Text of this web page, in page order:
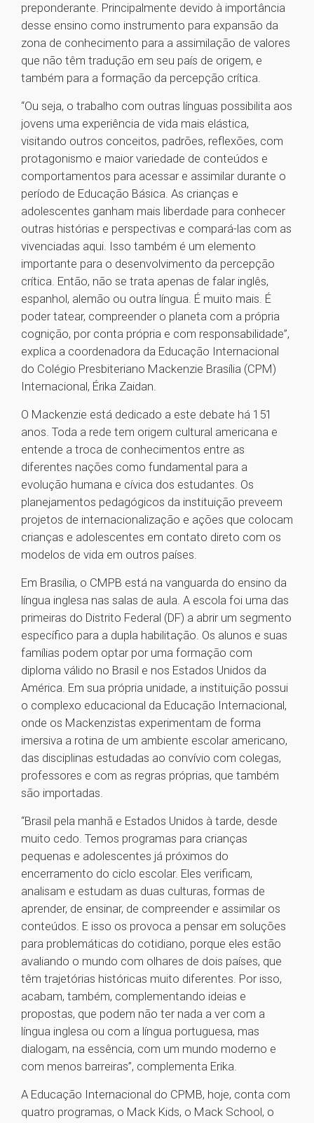
preponderante. Principalmente devido à importância
desse ensino como instrumento para expansão da
zona de conhecimento para a assimilação de valores
que não têm tradução em seu país de origem, e
também para a formação da percepção crítica.
“Ou seja, o trabalho com outras línguas possibilita aos
jovens uma experiência de vida mais elástica,
visitando outros conceitos, padrões, reflexões, com
protagonismo e maior variedade de conteúdos e
comportamentos para acessar e assimilar durante o
período de Educação Básica. As crianças e
adolescentes ganham mais liberdade para conhecer
outras histórias e perspectivas e compará-las com as
vivenciadas aqui. Isso também é um elemento
importante para o desenvolvimento da percepção
crítica. Então, não se trata apenas de falar inglês,
espanhol, alemão ou outra língua. É muito mais. É
poder tatear, compreender o planeta com a própria
cognição, por conta própria e com responsabilidade”,
explica a coordenadora da Educação Internacional
do Colégio Presbiteriano Mackenzie Brasília (CPM)
Internacional, Érika Zaidan.
O Mackenzie está dedicado a este debate há 151
anos. Toda a rede tem origem cultural americana e
entende a troca de conhecimentos entre as
diferentes nações como fundamental para a
evolução humana e cívica dos estudantes. Os
planejamentos pedagógicos da instituição preveem
projetos de internacionalização e ações que colocam
crianças e adolescentes em contato direto com os
modelos de vida em outros países.
Em Brasília, o CMPB está na vanguarda do ensino da
língua inglesa nas salas de aula. A escola foi uma das
primeiras do Distrito Federal (DF) a abrir um segmento
específico para a dupla habilitação. Os alunos e suas
famílias podem optar por uma formação com
diploma válido no Brasil e nos Estados Unidos da
América. Em sua própria unidade, a instituição possui
o complexo educacional da Educação Internacional,
onde os Mackenzistas experimentam de forma
imersiva a rotina de um ambiente escolar americano,
das disciplinas estudadas ao convívio com colegas,
professores e com as regras próprias, que também
são importadas.
“Brasil pela manhã e Estados Unidos à tarde, desde
muito cedo. Temos programas para crianças
pequenas e adolescentes já próximos do
encerramento do ciclo escolar. Eles verificam,
analisam e estudam as duas culturas, formas de
aprender, de ensinar, de compreender e assimilar os
conteúdos. E isso os provoca a pensar em soluções
para problemáticas do cotidiano, porque eles estão
avaliando o mundo com olhares de dois países, que
têm trajetórias históricas muito diferentes. Por isso,
acabam, também, complementando ideias e
propostas, que podem não ter nada a ver com a
língua inglesa ou com a língua portuguesa, mas
dialogam, na essência, com um mundo moderno e
com menos barreiras”, complementa Erika.
A Educação Internacional do CPMB, hoje, conta com
quatro programas, o Mack Kids, o Mack School, o